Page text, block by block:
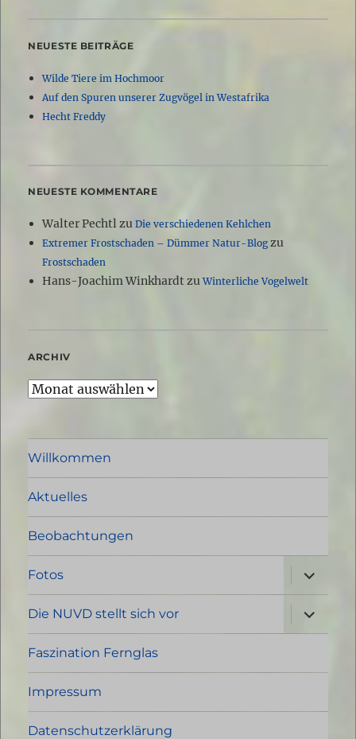
NEUESTE BEITRÄGE
Wilde Tiere im Hochmoor
Auf den Spuren unserer Zugvögel in Westafrika
Hecht Freddy
NEUESTE KOMMENTARE
Walter Pechtlzu Die verschiedenen Kehlchen
Extremer Frostschaden – Dümmer Natur-Blogzu
Frostschaden
Hans-Joachim WinkhardtzuWinterliche Vogelwelt
ARCHIV
Archiv
Willkommen
Aktuelles
Beobachtungen
Fotos
öffnen
Die NUVD stellt sich vor
öffnen
Faszination Fernglas
Impressum
Datenschutzerklärung